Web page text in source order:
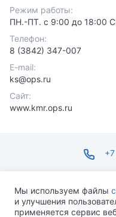
Режим работы:
ПН.-ПТ. с 9:00 до 18:00
Телефон:
8 (3842) 347-007
E-mail:
ks@ops.ru
Сайт:
www.kmr.ops.ru
ПН-ПТ С 09:00
Мы используем файлы
и улучшения
применяется сервис